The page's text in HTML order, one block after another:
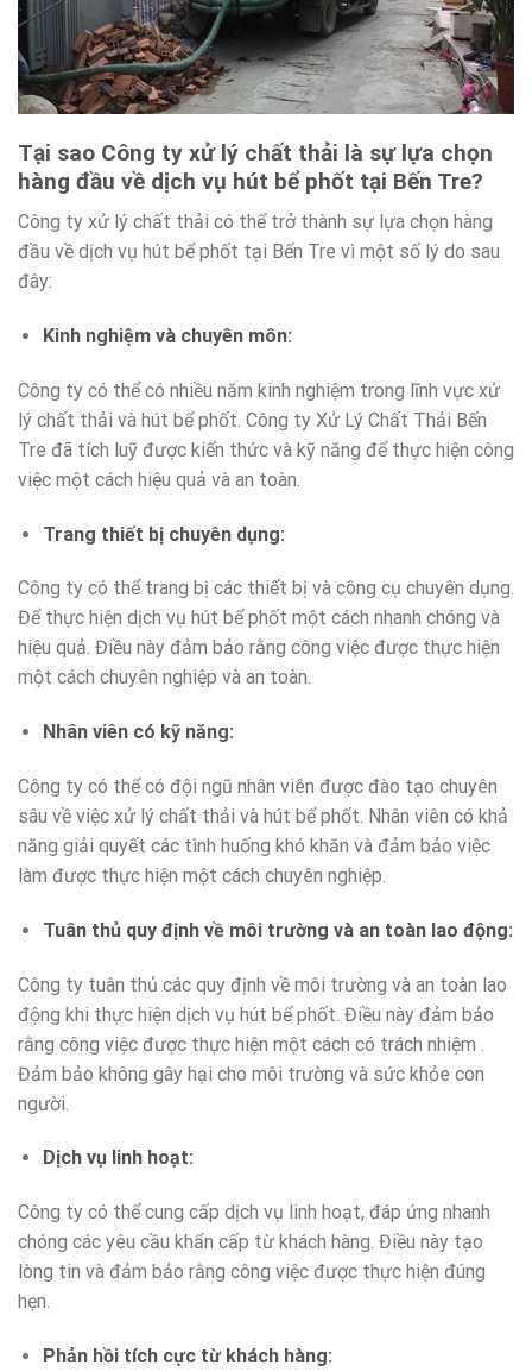
Tại sao Công ty xử lý chất thải là sự lựa chọn
hàng đầu về dịch vụ hút bể phốt tại Bến Tre?
Công ty xử lý chất thải có thể trở thành sự lựa chọn hàng
đầu về dịch vụ hút bể phốt tại Bến Tre vì một số lý do sau
đây:
Kinh nghiệm và chuyên môn:
Công ty có thể có nhiều năm kinh nghiệm trong lĩnh vực xử
lý chất thải và hút bể phốt. Công ty Xử Lý Chất Thải Bến
Tre đã tích luỹ được kiến thức và kỹ năng để thực hiện công
việc một cách hiệu quả và an toàn.
Trang thiết bị chuyên dụng:
Công ty có thể trang bị các thiết bị và công cụ chuyên dụng.
Để thực hiện dịch vụ hút bể phốt một cách nhanh chóng và
hiệu quả. Điều này đảm bảo rằng công việc được thực hiện
một cách chuyên nghiệp và an toàn.
Nhân viên có kỹ năng:
Công ty có thể có đội ngũ nhân viên được đào tạo chuyên
sâu về việc xử lý chất thải và hút bể phốt. Nhân viên có khả
năng giải quyết các tình huống khó khăn và đảm bảo việc
làm được thực hiện một cách chuyên nghiệp.
Tuân thủ quy định về môi trường và an toàn lao động:
Công ty tuân thủ các quy định về môi trường và an toàn lao
động khi thực hiện dịch vụ hút bể phốt. Điều này đảm bảo
rằng công việc được thực hiện một cách có trách nhiệm .
Đảm bảo không gây hại cho môi trường và sức khỏe con
người.
Dịch vụ linh hoạt:
Công ty có thể cung cấp dịch vụ linh hoạt, đáp ứng nhanh
chóng các yêu cầu khẩn cấp từ khách hàng. Điều này tạo
lòng tin và đảm bảo rằng công việc được thực hiện đúng
hẹn.
Phản hồi tích cực từ khách hàng: